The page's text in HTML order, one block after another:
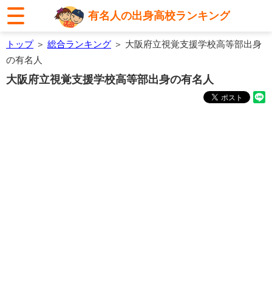
有名人の出身高校ランキング
トップ＞ 総合ランキング ＞ 大阪府立視覚支援学校高等部出身
の有名人
大阪府立視覚支援学校高等部出身の有名人